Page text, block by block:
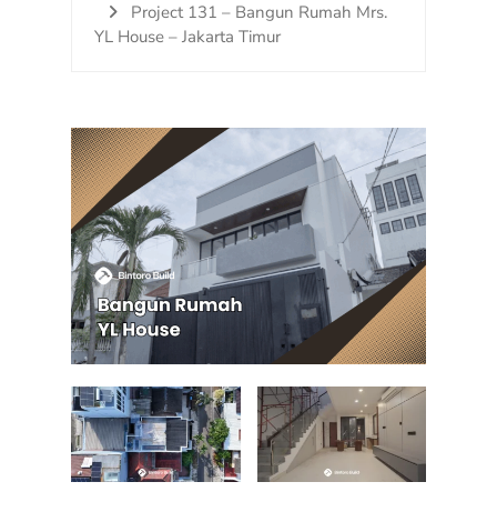
Project 131 – Bangun Rumah Mrs.
YL House – Jakarta Timur